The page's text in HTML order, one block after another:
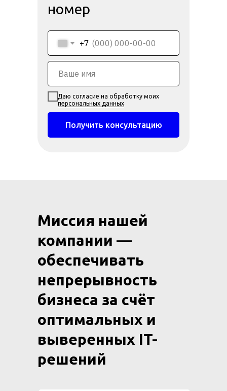
номер
+7
Даю согласие на обработку моих
персональных данных
Получить консультацию
Миссия нашей
компании —
обеспечивать
непрерывность
бизнеса за счёт
оптимальных и
выверенных IT-
решений